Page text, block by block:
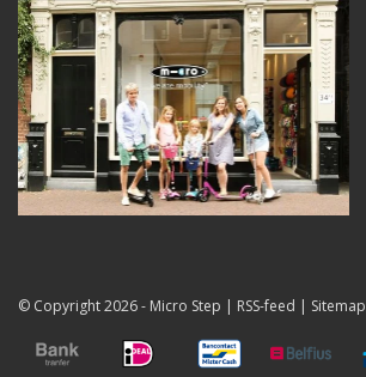
© Copyright 2026 - Micro Step | RSS-feed | Sitemap